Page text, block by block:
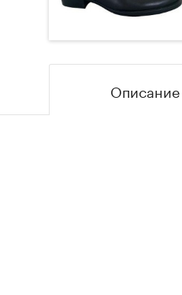
Описание